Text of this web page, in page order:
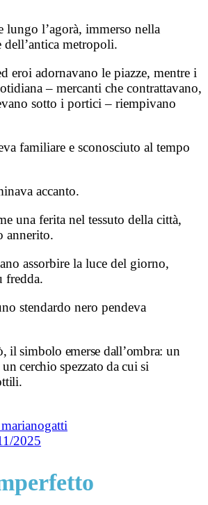
lungo l’agorà, immerso nella
dell’antica metropoli.
eroi adornavano le piazze, mentre i
– mercanti che contrattavano,
sotto i portici – riempivano
familiare e sconosciuto al tempo
accanto.
una ferita nel tessuto della città,
annerito.
assorbire la luce del giorno,
fredda.
stendardo nero pendeva
il simbolo emerse dall’ombra: un
cerchio spezzato da cui si
2025